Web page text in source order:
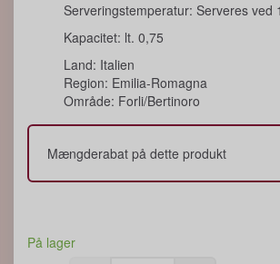
Serveringstemperatur: Serveres ved
Kapacitet: lt. 0,75
Land: Italien
Region: Emilia-Romagna
Område: Forli/Bertinoro
Mængderabat på dette produkt
På lager